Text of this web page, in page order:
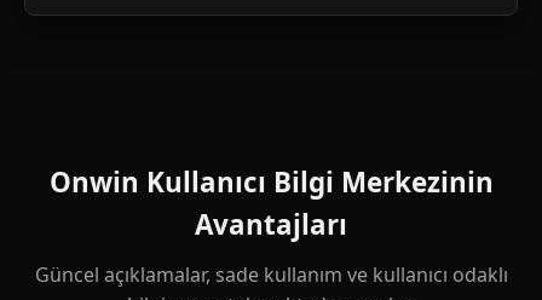
Onwin Kullanıcı Bilgi Merkezinin
Avantajları
Güncel açıklamalar, sade kullanım ve kullanıcı odaklı